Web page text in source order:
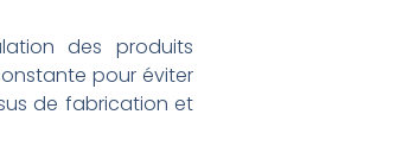
des produits
pour éviter
de fabrication et